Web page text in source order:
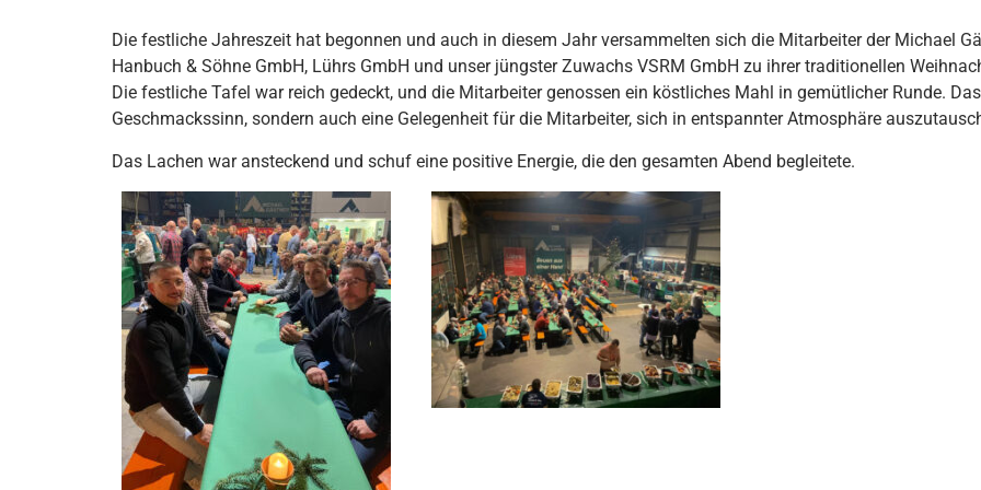
Die festliche Jahreszeit hat begonnen und auch in diesem Jahr versammelten sich die Mitarbeiter der Michael
Hanbuch & Söhne GmbH, Lührs GmbH und unser jüngster Zuwachs VSRM GmbH zu ihrer traditionellen
Die festliche Tafel war reich gedeckt, und die Mitarbeiter genossen ein köstliches Mahl in gemütlicher Runde.
Geschmackssinn, sondern auch eine Gelegenheit für die Mitarbeiter, sich in entspannter Atmosphäre
Das Lachen war ansteckend und schuf eine positive Energie, die den gesamten Abend begleitete.